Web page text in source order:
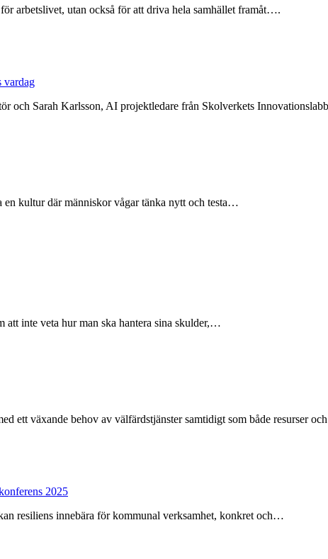
arbetslivet, utan också för att driva hela samhället framåt….
vardag
och Sarah Karlsson, AI projektledare från Skolverkets
kultur där människor vågar tänka nytt och testa…
inte veta hur man ska hantera sina skulder,…
ett växande behov av välfärdstjänster samtidigt som både resurser
2025
resiliens innebära för kommunal verksamhet, konkret och…